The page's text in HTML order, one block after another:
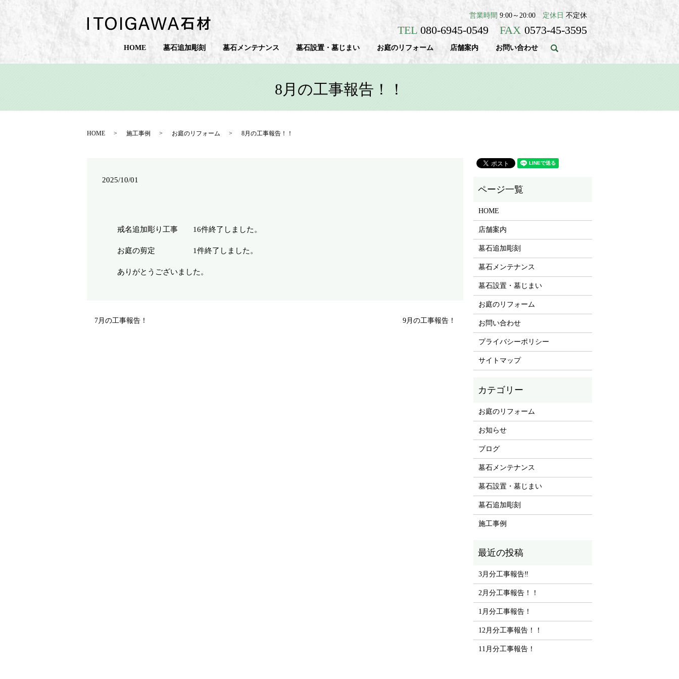
HOME 墓石追加彫刻 墓石メンテナンス 墓石設置・墓じまい お庭のリフォーム 店舗案内 お問い合わせ search
営業時間 9:00～20:00 定休日 不定休
TEL 080-6945-0549FAX 0573-45-3595
8月の工事報告！！
HOME 施工事例 お庭のリフォーム 8月の工事報告！！
2025/10/01
戒名追加彫り工事 16件終了しました。
お庭の剪定 1件終了しました。
ありがとうございました。
7月の工事報告！ 9月の工事報告！
HOME
店舗案内
墓石追加彫刻
墓石メンテナンス
墓石設置・墓じまい
お庭のリフォーム
お問い合わせ
プライバシーポリシー
サイトマップ
お庭のリフォーム
お知らせ
ブログ
墓石メンテナンス
墓石設置・墓じまい
墓石追加彫刻
施工事例
3月分工事報告‼
2月分工事報告！！
1月分工事報告！
12月分工事報告！！
11月分工事報告！